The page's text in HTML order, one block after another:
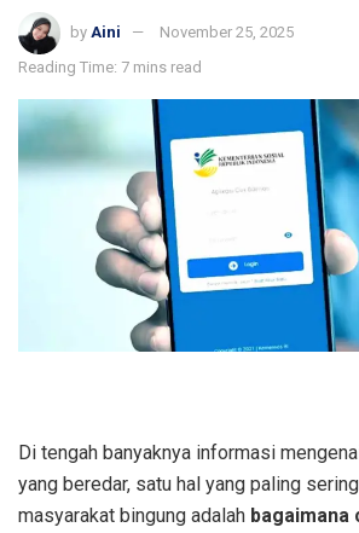
by Aini
November 25, 2025
Reading Time: 7 mins read
Di tengah banyaknya informasi
yang beredar, satu hal yang paling
masyarakat bingung adalah bagaimana